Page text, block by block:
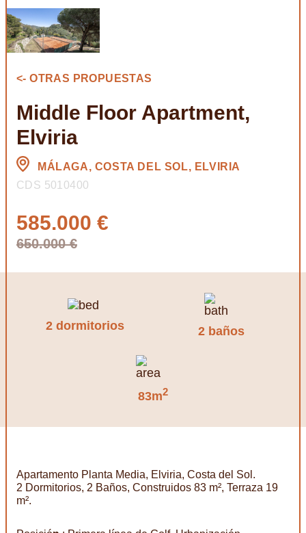
<- OTRAS PROPUESTAS
Middle Floor Apartment,
Elviria
MÁLAGA, COSTA DEL SOL, ELVIRIA
CDS 5010400
585.000 €
650.000 €
2 dormitorios 2 baños
83m2
Apartamento Planta Media, Elviria, Costa del Sol.
2 Dormitorios, 2 Baños, Construidos 83 m², Terraza 19
m².